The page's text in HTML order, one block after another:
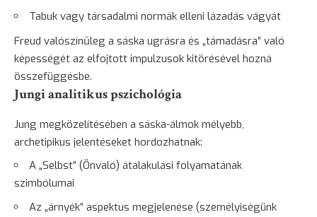
Tabuk vagy társadalmi normák elleni lázadás vágyát
Freud valószínűleg a sáska ugrásra és „támadásra” való
képességét az elfojtott impulzusok kitörésével hozná
összefüggésbe.
Jungi analitikus pszichológia
Jung megközelítésében a sáska-álmok mélyebb,
archetipikus jelentéseket hordozhatnak:
A „Selbst” (Önvaló) átalakulási folyamatának
szimbólumai
Az „árnyék” aspektus megjelenése (személyiségünk